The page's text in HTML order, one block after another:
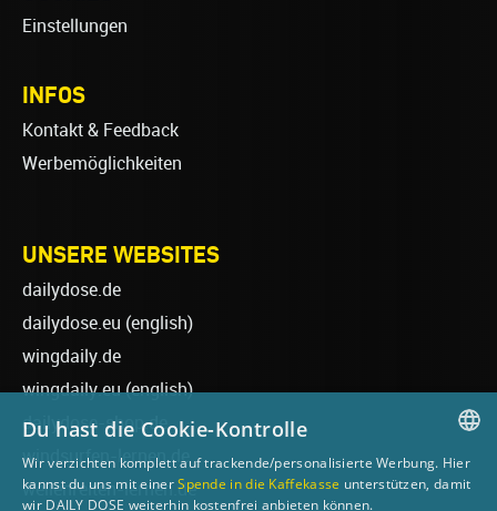
Einstellungen
INFOS
Kontakt & Feedback
Werbemöglichkeiten
UNSERE WEBSITES
dailydose.de
dailydose.eu (english)
wingdaily.de
wingdaily.eu(english)
dailydose-shop.de
windsurfen-lernen.de
wellenreiten-lernen.de
GERMAN
Du hast die Cookie-Kontrolle
Wir verzichten komplett auf trackende/personalisierte Werbung. Hier
kannst du uns mit einerSpende in die Kaffekasse unterstützen, damit
wir DAILY DOSE weiterhin kostenfrei anbieten können.